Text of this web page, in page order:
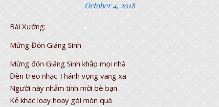
October 4, 2018
Bài Xướng:
Mừng Đón Giáng Sinh
Mừng đón Giáng Sinh khắp mọi nhà
Đèn treo nhạc Thánh vọng vang xa
Người này nhẩm tính mời bè bạn
Kẻ khác loay hoay gói món quà